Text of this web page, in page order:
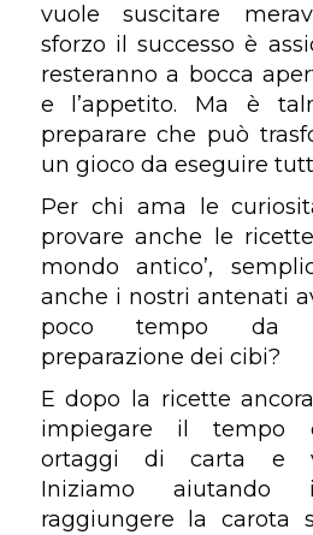
vuole suscitare
sforzo il successo è
resteranno a bocca
e l’appetito. Ma è
preparare che può
un gioco da eseguire
Per chi ama le
provare anche le
mondo antico’,
anche i nostri antenati
poco tempo da
preparazione dei cibi?
E dopo la ricette
impiegare il tempo
ortaggi di carta e
Iniziamo
raggiungere la carota